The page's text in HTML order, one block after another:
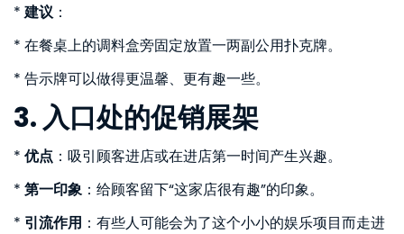
*建议：
* 在餐桌上的调料盒旁固定放置一两副公用扑克牌。
* 告示牌可以做得更温馨、更有趣一些。
3. 入口处的促销展架
* 优点 ：吸引顾客进店或在进店第一时间产生兴趣。
* 第一印象 ：给顾客留下“这家店很有趣”的印象。
* 引流作用 ：有些人可能会为了这个小小的娱乐项目而走进